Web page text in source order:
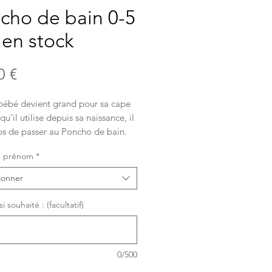
de bain 0-5
stock
€Prix
devient grand pour sa cape
utilise depuis sa naissance, il
de passer au Poncho de bain.
le réchauffera très
que ce soit à la sortie du
piscine ou encore à la plage
la baignade lors de ses
vacances au soleil..
selon son gabarit 😻
prénom *
souhaité : (facultatif)
0/500